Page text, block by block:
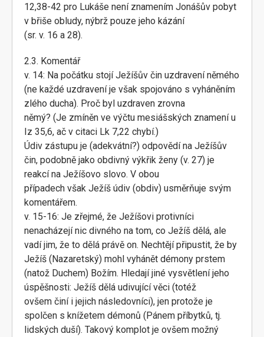
12,38-42 pro Lukáše není znamením Jonášův pobyt
v břiše obludy, nýbrž pouze jeho kázání
(sr. v. 16 a 28).
2.3. Komentář
v. 14: Na počátku stojí Ježíšův čin uzdravení němého
(ne každé uzdravení je však spojováno s vyháněním
zlého ducha). Proč byl uzdraven zrovna
němý? (Je zmíněn ve výčtu mesiášských znamení u
Iz 35,6, ač v citaci Lk 7,22 chybí.)
Údiv zástupu je (adekvátní?) odpovědí na Ježíšův
čin, podobně jako obdivný výkřik ženy (v. 27) je
reakcí na Ježíšovo slovo. V obou
případech však Ježíš údiv (obdiv) usměrňuje svým
komentářem.
v. 15-16: Je zřejmé, že Ježíšovi protivníci
nenacházejí nic divného na tom, co Ježíš dělá, ale
vadí jim, že to dělá právě on. Nechtějí připustit, že by
Ježíš (Nazaretský) mohl vyhánět démony prstem
(natož Duchem) Božím. Hledají jiné vysvětlení jeho
úspěšnosti: Ježíš dělá udivující věci (totéž
ovšem činí i jejich následovníci), jen protože je
spolčen s knížetem démonů (Pánem příbytků, tj.
lidských duší). Takový komplot je ovšem možný